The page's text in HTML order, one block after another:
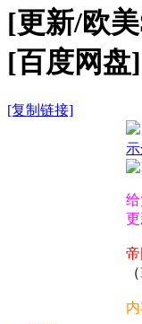
[更新/欧
[百度网盘]
[复制链接]
更